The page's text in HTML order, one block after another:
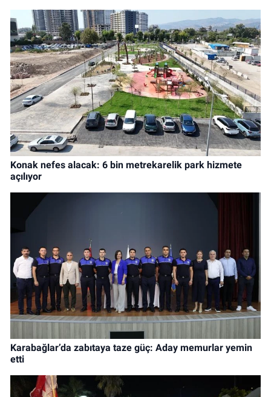
Konak nefes alacak: 6 bin metrekarelik park hizmete
açılıyor
Karabağlar’da zabıtaya taze güç: Aday memurlar yemin
etti